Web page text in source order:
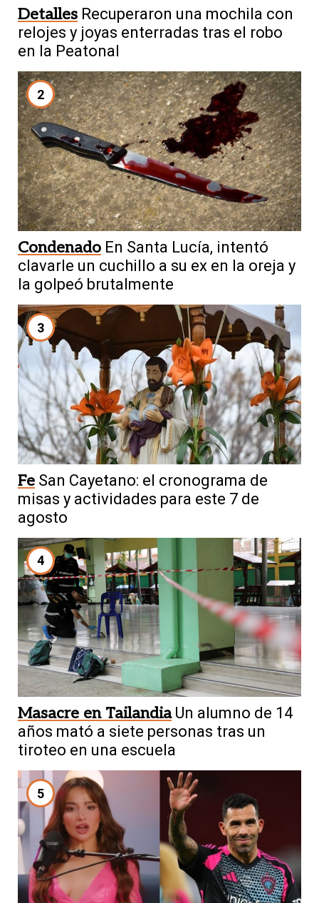
Detalles Recuperaron una mochila con
relojes y joyas enterradas tras el robo
en la Peatonal
2
Condenado En Santa Lucía, intentó
clavarle un cuchillo a su ex en la oreja y
la golpeó brutalmente
3
Fe San Cayetano: el cronograma de
misas y actividades para este 7 de
agosto
4
Masacre en Tailandia Un alumno de 14
años mató a siete personas tras un
tiroteo en una escuela
5